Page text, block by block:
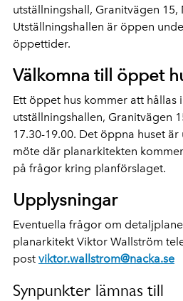
utställningshall, Granitvägen 15,
Utställningshallen är öppen
öppettider.
Välkomna till öppet
Ett öppet hus kommer att hållas
utställningshallen, Granitvägen
17.30-19.00. Det öppna huset
möte där planarkitekten
på frågor kring planförslaget.
Upplysningar
Eventuella frågor om
planarkitekt Viktor Wallström
post viktor.wallstrom@nacka.se
Synpunkter lämnas till